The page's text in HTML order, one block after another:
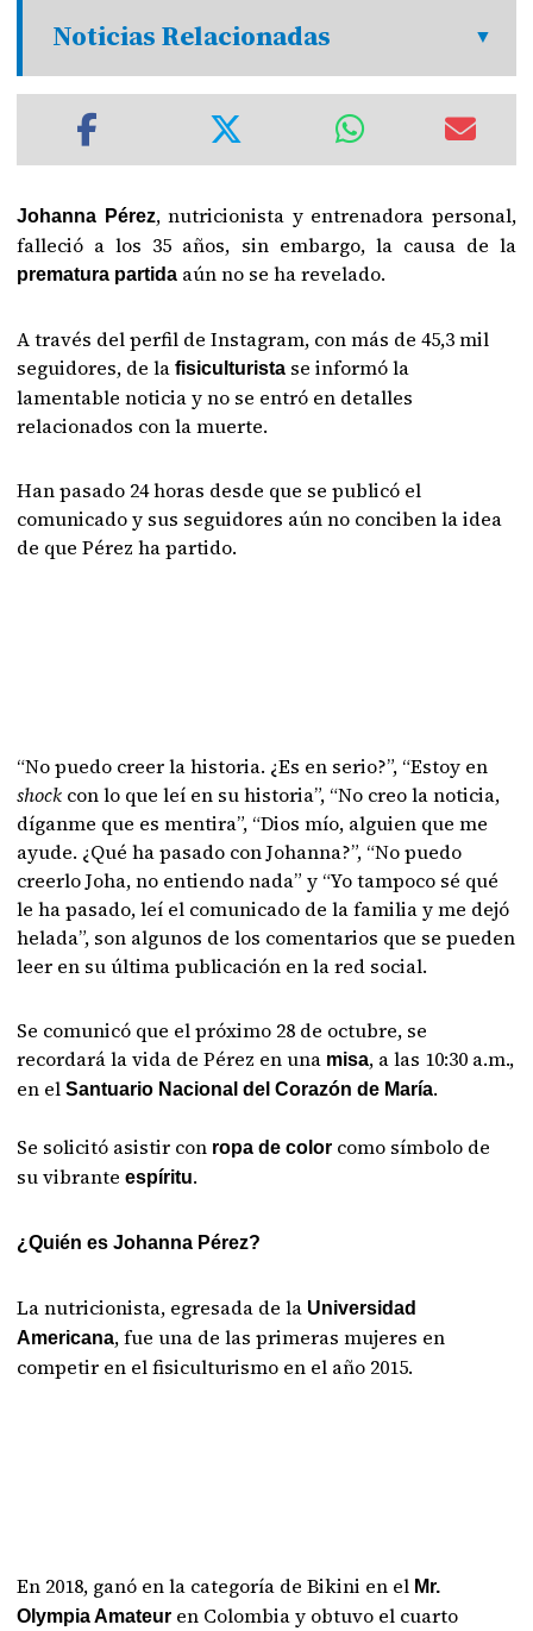
Noticias Relacionadas
Johanna Pérez, nutricionista y entrenadora personal,
falleció a los 35 años, sin embargo, la causa de la
prematura partida aún no se ha revelado.
A través del perfil de Instagram, con más de 45,3 mil
seguidores, de lafisiculturista se informó la
lamentable noticia y no se entró en detalles
relacionados con la muerte.
Han pasado 24 horas desde que se publicó el
comunicado y sus seguidores aún no conciben la idea
de que Pérez ha partido.
“No puedo creer la historia. ¿Es en serio?”, “Estoy en
shock con lo que leí en su historia”, “No creo la noticia,
díganme que es mentira”, “Dios mío, alguien que me
ayude. ¿Qué ha pasado con Johanna?”, “No puedo
creerlo Joha, no entiendo nada” y “Yo tampoco sé qué
le ha pasado, leí el comunicado de la familia y me dejó
helada”, son algunos de los comentarios que se pueden
leer en su última publicación en la red social.
Se comunicó que el próximo 28 de octubre, se
recordará la vida de Pérez en una misa, a las 10:30 a.m.,
en elSantuario Nacional del Corazón de María.
Se solicitó asistir con ropa de color como símbolo de
su vibranteespíritu.
¿Quién es Johanna Pérez?
La nutricionista, egresada de la Universidad
Americana, fue una de las primeras mujeres en
competir en el fisiculturismo en el año 2015.
En 2018, ganó en la categoría de Bikini en el Mr.
Olympia Amateur en Colombia y obtuvo el cuarto